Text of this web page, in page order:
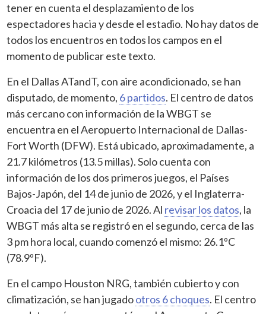
tener en cuenta el desplazamiento de los
espectadores hacia y desde el estadio. No hay datos de
todos los encuentros en todos los campos en el
momento de publicar este texto.
En el Dallas ATandT, con aire acondicionado, se han
disputado, de momento, 6 partidos. El centro de datos
más cercano con información de la WBGT se
encuentra en el Aeropuerto Internacional de Dallas-
Fort Worth (DFW). Está ubicado, aproximadamente, a
21.7 kilómetros (13.5 millas). Solo cuenta con
información de los dos primeros juegos, el Países
Bajos-Japón, del 14 de junio de 2026, y el Inglaterra-
Croacia del 17 de junio de 2026. Al revisar los datos, la
WBGT más alta se registró en el segundo, cerca de las
3 pm hora local, cuando comenzó el mismo: 26.1ºC
(78.9ºF).
En el campo Houston NRG, también cubierto y con
climatización, se han jugadootros 6 choques. El centro